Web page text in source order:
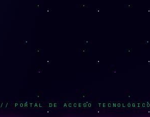
// PORTAL DE ACCESO TECNOLÓGICO